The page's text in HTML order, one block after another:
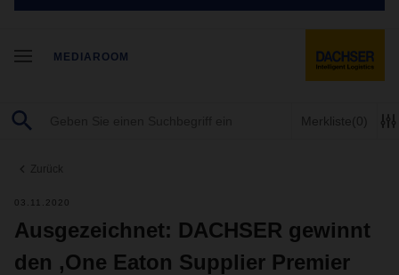
MEDIAROOM
Merkliste(0)
Zurück
03.11.2020
Ausgezeichnet: DACHSER gewinnt
den ‚One Eaton Supplier Premier